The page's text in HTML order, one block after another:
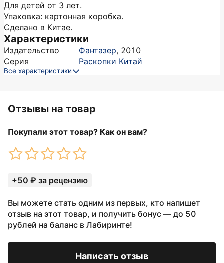
Для детей от 3 лет.
Упаковка: картонная коробка.
Сделано в Китае.
Характеристики
Издательство Фантазер, 2010
Серия
Раскопки Китай
Все характеристики
Отзывы на товар
Покупали этот товар? Как он вам?
+50 ₽ за рецензию
Вы можете стать одним из первых, кто напишет
отзыв на этот товар, и получить бонус — до 50
рублей на баланс в Лабиринте!
Написать отзыв